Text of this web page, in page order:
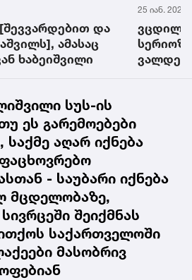
ამის
მისი განცხადება
- წულუკიანი
17 იან. 2023
არ
მელია
სუს-ის
ეს გარემოებები
აღარ იქნება
- საუბარი იქნება
მცდელობაზე,
შეიქმნას
საქართველოში
მასობრივ